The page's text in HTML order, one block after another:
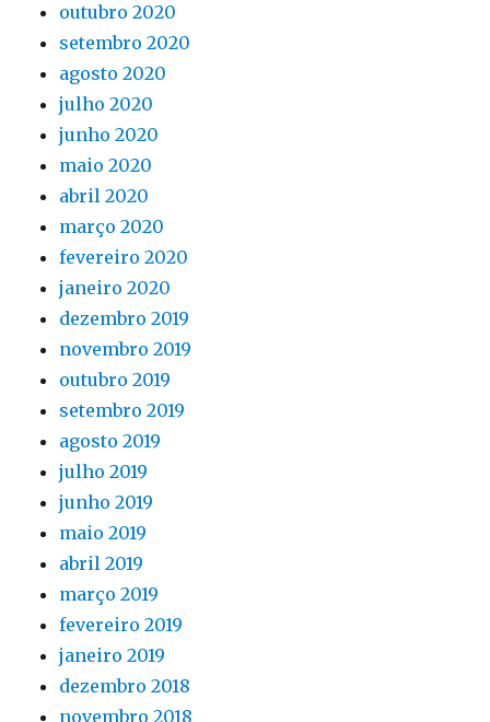
outubro 2020
setembro 2020
agosto 2020
julho 2020
junho 2020
maio 2020
abril 2020
março 2020
fevereiro 2020
janeiro 2020
dezembro 2019
novembro 2019
outubro 2019
setembro 2019
agosto 2019
julho 2019
junho 2019
maio 2019
abril 2019
março 2019
fevereiro 2019
janeiro 2019
dezembro 2018
novembro 2018